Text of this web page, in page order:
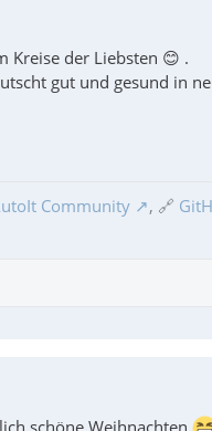
Kreise der Liebsten 😊 .
gut und gesund in
Community , 🔗
schöne Weihnachten